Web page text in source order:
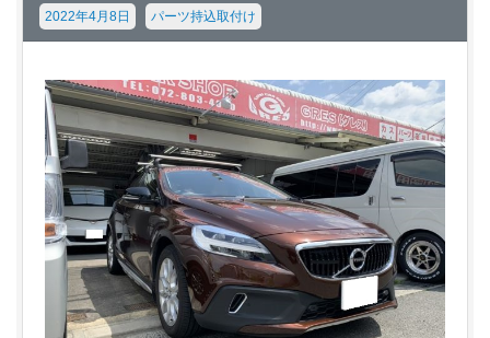
2022年4月8日 パーツ持込取付け